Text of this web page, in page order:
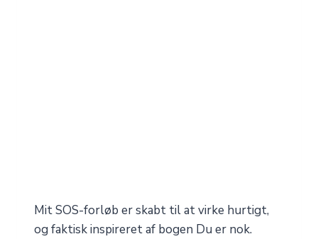
Mit SOS-forløb er skabt til at virke hurtigt,
og faktisk inspireret af bogen Du er nok.